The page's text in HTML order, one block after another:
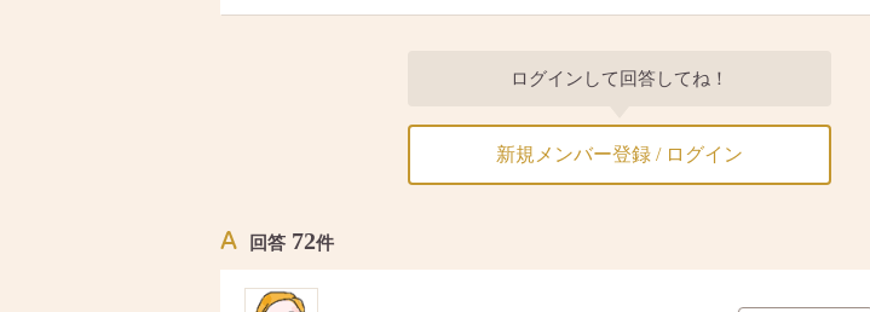
ト
ア
ログインして回答してね！
新規メンバー登録 / ログイン
回答 72件